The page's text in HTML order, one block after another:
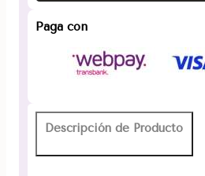
SAC
Paga con
Descripción de Producto